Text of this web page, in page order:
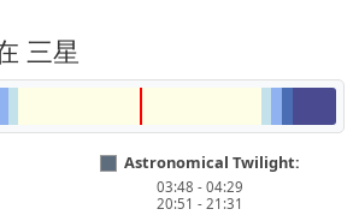
三星
Astronomical Twilight:
03:48 - 04:29
20:51 - 21:31